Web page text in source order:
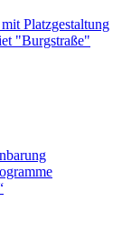
Platzgestaltung
"Burgstraße"